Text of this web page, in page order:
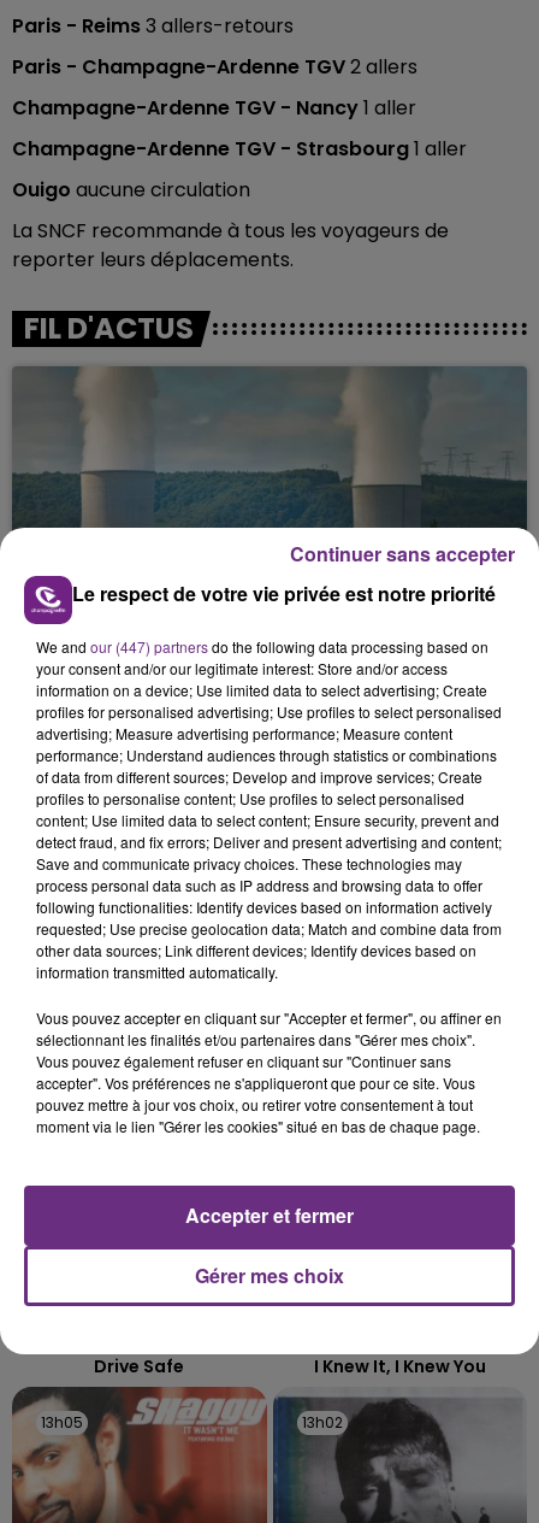
Paris - Reims3 allers-retours
Paris - Champagne-Ardenne TGV2 allers
Champagne-Ardenne TGV - Nancy1 aller
Champagne-Ardenne TGV - Strasbourg1 aller
Ouigo aucune circulation
La SNCF recommande à tous les voyageurs de
reporter leurs déplacements.
FIL D'ACTUS
LA CENTRALE NUCLÉAIRE DE CHOOZ
TOUJOURS À L'ARRÊT
Cela fait déjà une semaine que la centrale
nucléaire ardennaise est à l'arrêt. Une situation
justifiée par la sécheresse intense qui est toujours
présente.
LE MAGASIN JOUÉCLUB DE REIMS FERME
SES PORTES
C'était l'une des institutions du centre-ville
rémois. Le magasin JouéClub est contraint de
TITRES DIFFUSÉS
13h14
13h14
Drive Safe
13h09
13h09
I Knew It, I Knew You
13h05
13h05 13h02
13h02
Le respect de votre vie privée est notre priorité
We and our (447) partnersdo the following data processing based on
your consent and/or our legitimate interest: Store and/or access
information on a device; Use limited data to select advertising; Create
profiles for personalised advertising; Use profiles to select personalised
advertising; Measure advertising performance; Measure content
performance; Understand audiences through statistics or combinations
of data from different sources; Develop and improve services; Create
profiles to personalise content; Use profiles to select personalised
content; Use limited data to select content; Ensure security, prevent and
detect fraud, and fix errors; Deliver and present advertising and content;
Save and communicate privacy choices. These technologies may
process personal data such as IP address and browsing data to offer
following functionalities: Identify devices based on information actively
requested; Use precise geolocation data; Match and combine data from
other data sources; Link different devices; Identify devices based on
information transmitted automatically.
Vous pouvez accepter en cliquant sur "Accepter et fermer", ou affiner en
sélectionnant les finalités et/ou partenaires dans "Gérer mes choix".
Vous pouvez également refuser en cliquant sur "Continuer sans
accepter". Vos préférences ne s'appliqueront que pour ce site. Vous
pouvez mettre à jour vos choix, ou retirer votre consentement à tout
moment via le lien "Gérer les cookies" situé en bas de chaque page.
Gérer mes choix
Accepter et fermer
Continuer sans accepter